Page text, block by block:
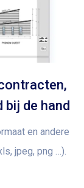
de hand
en andere
jpeg, png …).